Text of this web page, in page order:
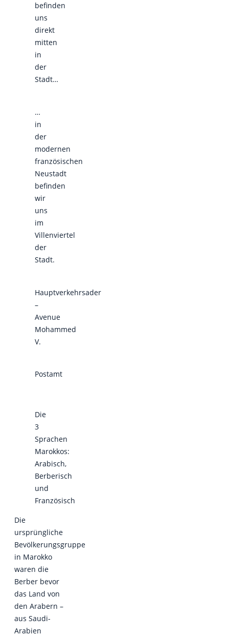
befinden
uns
direkt
mitten
in
der
Stadt…
…
in
der
modernen
französischen
Neustadt
befinden
wir
uns
im
Villenviertel
der
Stadt.
Hauptverkehrsader
–
Avenue
Mohammed
V.
Postamt
Die
3
Sprachen
Marokkos:
Arabisch,
Berberisch
und
Französisch
Die
ursprüngliche
Bevölkerungsgruppe
in Marokko
waren die
Berber bevor
das Land von
den Arabern –
aus Saudi-
Arabien